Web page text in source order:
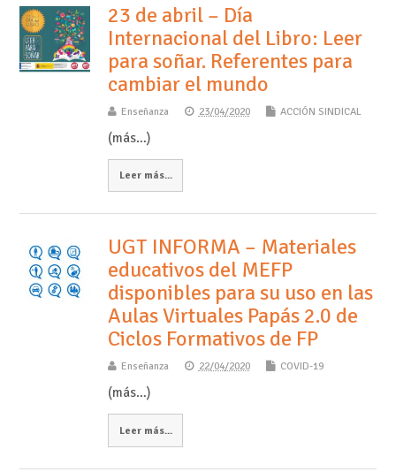
23 de abril – Día
Internacional del Libro: Leer
para soñar. Referentes para
cambiar el mundo
Enseñanza 23/04/2020 ACCIÓN SINDICAL
(más…)
Leer más...
UGT INFORMA – Materiales
educativos del MEFP
disponibles para su uso en las
Aulas Virtuales Papás 2.0 de
Ciclos Formativos de FP
Enseñanza 22/04/2020 COVID-19
(más…)
Leer más...